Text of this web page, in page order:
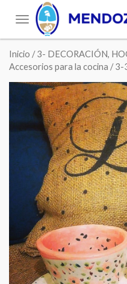
Toggle
navigation
Inicio /3- DECORACIÓN,
Accesorios para la cocina /3-